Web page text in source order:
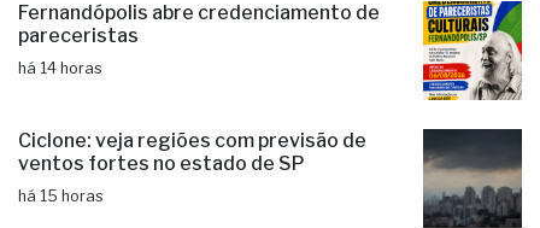
Fernandópolis abre credenciamento de
pareceristas
há 14 horas
Ciclone: veja regiões com previsão de
ventos fortes no estado de SP
há 15 horas